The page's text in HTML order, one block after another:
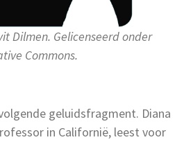
Dilmen. Gelicenseerd onder
Commons.
geluidsfragment. Diana
in Californië, leest voor